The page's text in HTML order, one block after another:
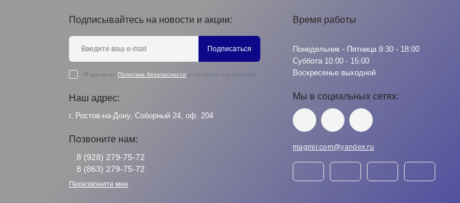
Подписывайтесь на новости и акции:
Подписаться
Я прочитал Политика безопасности и согласен с условиями
Наш адрес:
г. Ростов-на-Дону, Соборный 24, оф. 204
Позвоните нам:
8 (928) 279-75-72
8 (863) 279-75-72
Перезвоните мне
Время работы
Понедельник - Пятница 9:30 - 18:00
Суббота 10:00 - 15:00
Воскресенье выходной
Мы в социальных сетях:
magmir.com@yandex.ru